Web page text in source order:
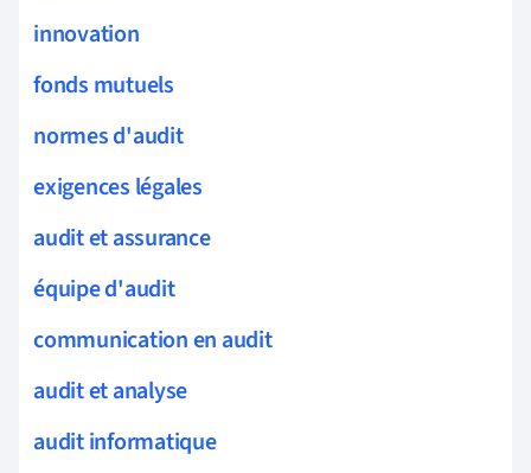
innovation
fonds mutuels
normes d'audit
exigences légales
audit et assurance
équipe d'audit
communication en audit
audit et analyse
audit informatique